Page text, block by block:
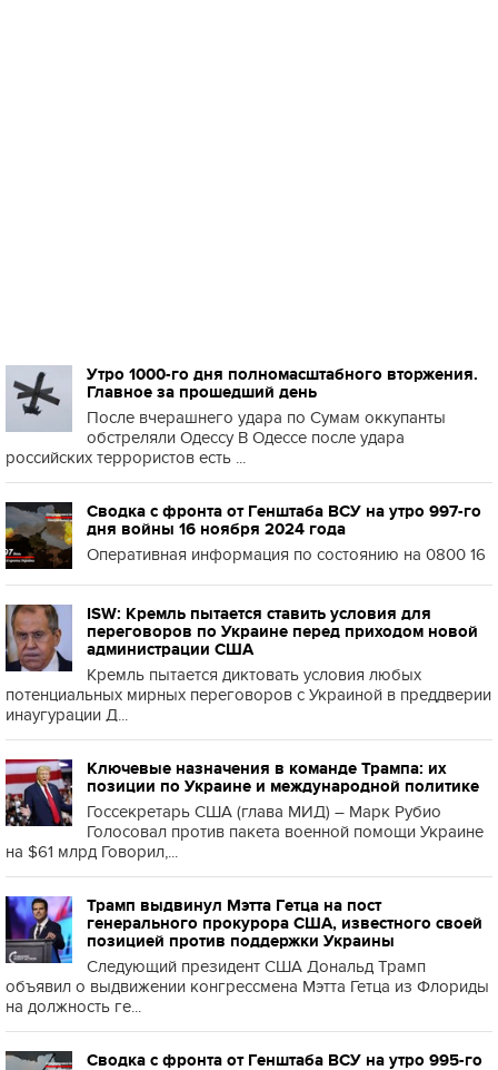
Утро 1000-го дня полномасштабного вторжения.
Главное за прошедший день
После вчерашнего удара по Сумам оккупанты
обстреляли Одессу В Одессе после удара
российских террористов есть ...
Сводка с фронта от Генштаба ВСУ на утро 997-го
дня войны 16 ноября 2024 года
Оперативная информация по состоянию на 0800 16
ISW: Кремль пытается ставить условия для
переговоров по Украине перед приходом новой
администрации США
Кремль пытается диктовать условия любых
потенциальных мирных переговоров с Украиной в преддверии
инаугурации Д...
Ключевые назначения в команде Трампа: их
позиции по Украине и международной политике
Госсекретарь США (глава МИД) – Марк Рубио
Голосовал против пакета военной помощи Украине
на $61 млрд Говорил,...
Трамп выдвинул Мэтта Гетца на пост
генерального прокурора США, известного своей
позицией против поддержки Украины
Следующий президент США Дональд Трамп
объявил о выдвижении конгрессмена Мэтта Гетца из Флориды
на должность ге...
Сводка с фронта от Генштаба ВСУ на утро 995-го